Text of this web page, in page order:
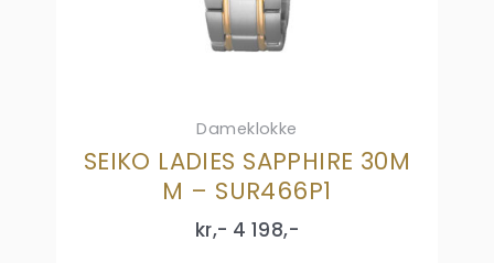
Dameklokke
SEIKO LADIES SAPPHIRE 30M
M – SUR466P1
kr,- 4 198,-